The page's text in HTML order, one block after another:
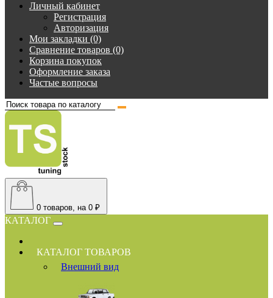
Личный кабинет
Регистрация
Авторизация
Мои закладки (0)
Сравнение товаров (0)
Корзина покупок
Оформление заказа
Частые вопросы
0 товаров, на 0 ₽
КАТАЛОГ
КАТАЛОГ ТОВАРОВ
Внешний вид